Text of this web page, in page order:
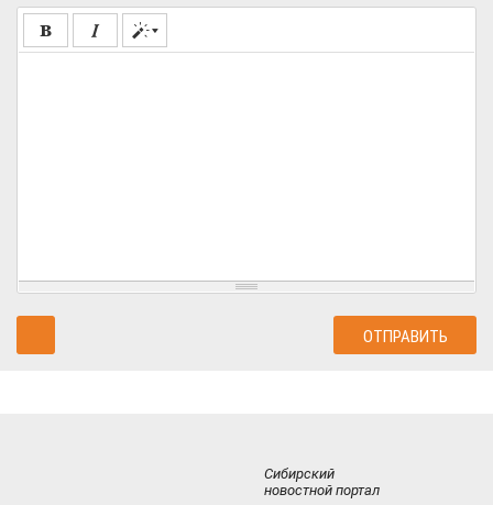
Сибирский
новостной портал